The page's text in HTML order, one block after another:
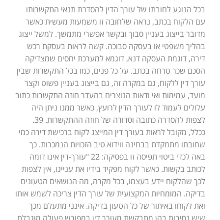
בכל הנוגע לחובתו של עורך הדין להסדרת תנאי התקשרותו
עם הלקוח בכתב, נראה שלחובה זו משמעות מעשית כאשר
מדובר בייצוג בעניין סבוך ובקשר אפשרי מתמשך. למשל ייצוג
בהליך משפטי או בעסקה סבוכה. קשה לראות בעסקת רכש
דירה, דוגמת העסקה דנא, דוגמא למערכת יחסים שמצדיקה
הסכם שכר טרחה בכתב. על כל פנים, כמו בכל התקשרות שבין
עורך דין ללקוח, גם במקרה זה, גם בייצוג בעניין פשוט וקצר
מועד, עמימות ואי ודאות הנוצרים בהעדר חוזה התקשרות כתוב
עלולים לעמוד לו לעורך הדין לרועץ, כאשר ממנו ניתן היה
לצפות להסדרה כתובה וסדורה של חוזה ההתקשרות. 39.
ככלל, מקובל לראות בעורך דין המייצג לקוח ברכישת דירה כמי
שחובתו מתמקדת בבחינה ווידוא טיב הזכויות הנמכרות. כך
באה לכדי ביטוי תפיסה זו בפסיקה: 22 "עורך-דין אינו דומה
לכותב בקשות. כאשר לקוח מפקיד בידיו את עניינו, אין לצפות
לכך שהלקוח יידע בעצמו, בכל מקרה, מה הנושאים הטעונים
בדיקה. המומחיות המקצועית של עורך הדין צריכה לשמש אותו
ואת לקוחו באיתור של כל הטעון בדיקה. אינני מתעלם מכך
שיש נסיבות בהן מתבקשת מעורך דין במפורש פעולה מוגבלת